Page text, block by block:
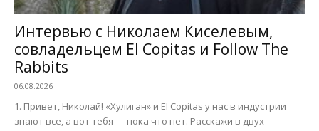
Интервью с Николаем Киселевым,
совладельцем El Copitas и Follow The
Rabbits
06.08.2026
1. Привет, Николай! «Хулиган» и El Copitas у нас в индустрии
знают все, а вот тебя — пока что нет. Расскажи в двух